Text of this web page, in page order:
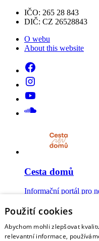
IČO: 265 28 843
DIČ: CZ 26528843
O webu
About this website
Cesta domů
Informační portál pro
Použití cookies
Abychom mohli zlepšovat
relevantní informace,